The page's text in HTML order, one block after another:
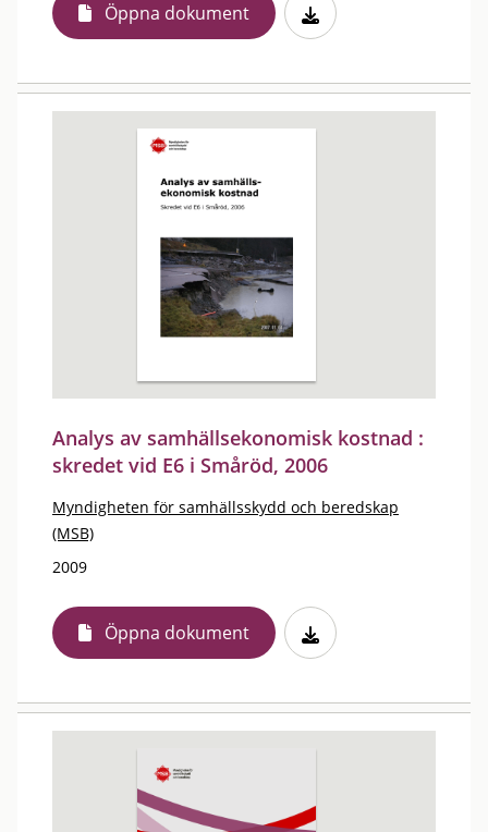
Öppna dokument
Analys av samhällsekonomisk kostnad :
skredet vid E6 i Småröd, 2006
Myndigheten för samhällsskydd och beredskap
(MSB)
2009
Öppna dokument